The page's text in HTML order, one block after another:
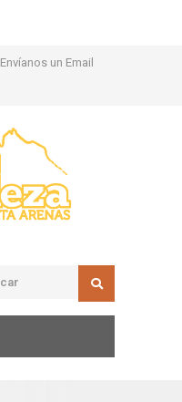
Envíanos un Email